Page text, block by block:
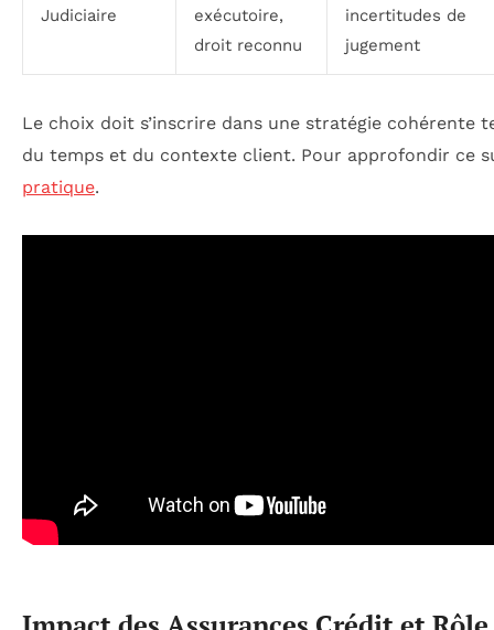
Judiciaire
exécutoire,
droit reconnu
incertitudes de
jugement
Le choix doit s’inscrire dans une stratégie cohérente
du temps et du contexte client. Pour approfondir ce
pratique.